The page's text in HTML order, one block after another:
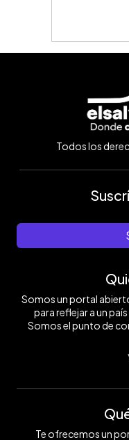
Todos los
Somos un portal
para reflejar a un
Somos el punto de
Te ofrecemos un